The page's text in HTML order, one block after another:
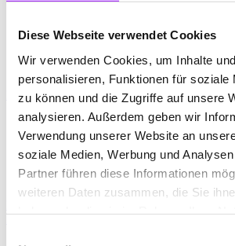
Diese Webseite verwendet Cookies
Wir verwenden Cookies, um Inhalte
personalisieren, Funktionen für soziale
zu können und die Zugriffe auf unsere
analysieren. Außerdem geben wir
Verwendung unserer Website an
soziale Medien, Werbung und
Partner führen diese Informationen
weiteren Daten zusammen, die Sie
Das Hochhaus
Projekte
Journal
Agentur
Kontakt
Das Hochhaus